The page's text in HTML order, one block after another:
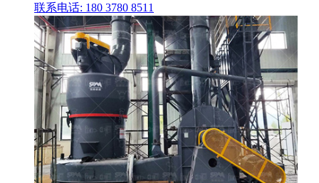
联系电话: 180 3780 8511